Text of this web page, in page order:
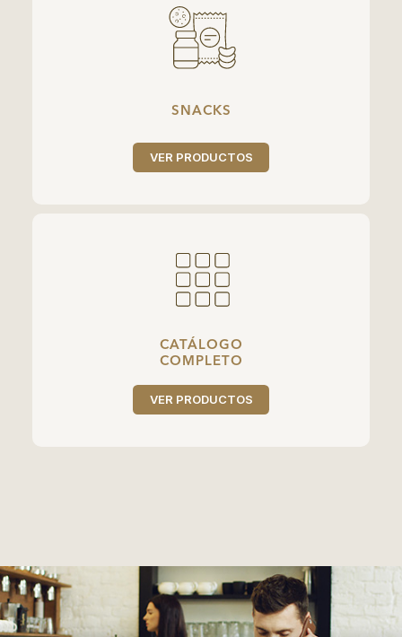
SNACKS
VER PRODUCTOS
CATÁLOGO
COMPLETO
VER PRODUCTOS